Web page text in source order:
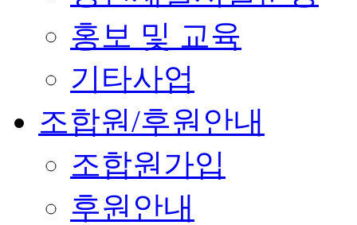
홍보 및 교육
기타사업
조합원/후원안내
조합원가입
후원안내